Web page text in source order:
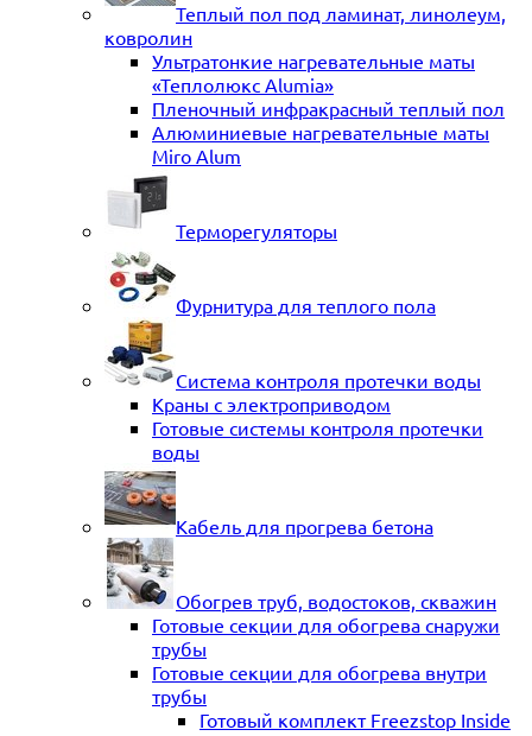
Теплый пол под ламинат, линолеум,
ковролин
Ультратонкие нагревательные маты
«Теплолюкс Alumia»
Пленочный инфракрасный теплый пол
Алюминиевые нагревательные маты
Miro Alum
Терморегуляторы
Фурнитура для теплого пола
Система контроля протечки воды
Краны с электроприводом
Готовые системы контроля протечки
воды
Кабель для прогрева бетона
Обогрев труб, водостоков, скважин
Готовые секции для обогрева снаружи
трубы
Готовые секции для обогрева внутри
трубы
Готовый комплект Freezstop Inside